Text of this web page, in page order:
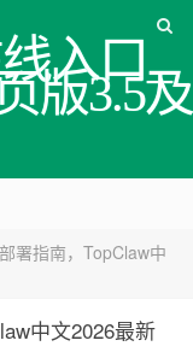
入口_
版3.5及
署指南，TopClaw中
中文2026最新